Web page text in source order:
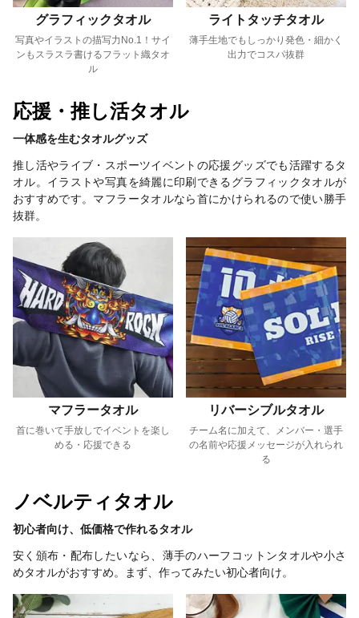
グラフィックタオル
写真やイラストの描写力No.1！サイ
ンもスラスラ書けるフラット織タオ
ル
ライトタッチタオル
薄手生地でもしっかり発色・細かく
出力でコスパ抜群
応援・推し活タオル
一体感を生むタオルグッズ
推し活やライブ・スポーツイベントの応援グッズでも活躍するタ
オル。イラストや写真を綺麗に印刷できるグラフィックタオルが
おすすめです。マフラータオルなら首にかけられるので使い勝手
抜群。
マフラータオル
首に巻いて手放しでイベントを楽し
める・応援できる
リバーシブルタオル
チーム名に加えて、メンバー・選手
の名前や応援メッセージが入れられ
る
ノベルティタオル
初心者向け、低価格で作れるタオル
安く頒布・配布したいなら、薄手のハーフコットンタオルや小さ
めタオルがおすすめ。まず、作ってみたい初心者向け。